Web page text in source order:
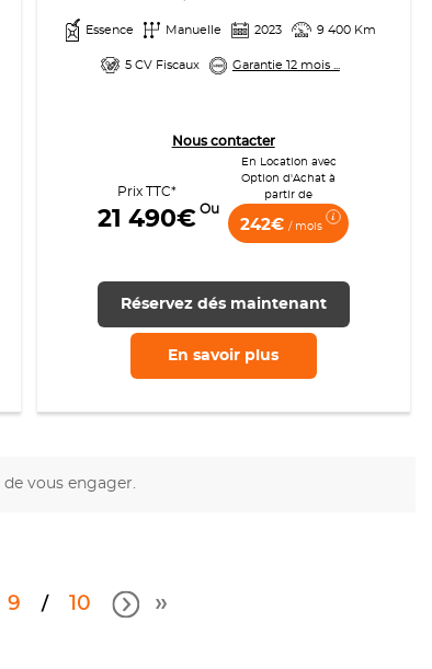
Essence Manuelle 2023 9 400 Km
5 CV Fiscaux Garantie 12 mois ...
Nous contacter
Prix TTC*
21 490€ Ou
En Location avec
Option d'Achat à
partir de
242€ / mois
Réservez dés maintenant
En savoir plus
vous engager.
9 10